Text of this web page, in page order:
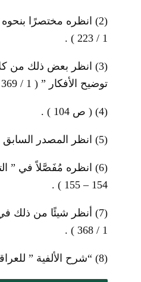
(2)
انظره مختصرًا
1 / 223 ) .
(3)
انظر بعض ذلك من
توضيح الأفكار ” ( 1 / 369 ) .
(4) ( ص 104 ) .
(5) انظر المصدر السابق
(6)
انظره مُفَصَّلاً في ”
154 – 155 ) .
(7)
أنظر شيئًا من ذلك
1 / 368 ) .
(8) “شرح الألفية ” للعراقي ( 1 /